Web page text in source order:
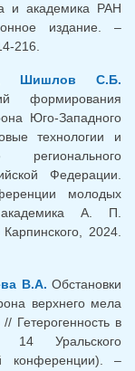
и академика РАН
издание. –
216.
Шишлов С.Б.
формирования
Юго-Западного
технологии и
регионального
Федерации.
молодых
А. П.
2024.
В.А. Обстановки
верхнего мела
Гетерогенность в
14 Уральского
конференции). –